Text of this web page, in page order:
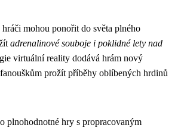
mohou ponořit do světa plného
adrenalinové souboje i poklidné lety nad
virtuální reality dodává hrám nový
prožít příběhy oblíbených hrdinů
plnohodnotné hry s propracovaným